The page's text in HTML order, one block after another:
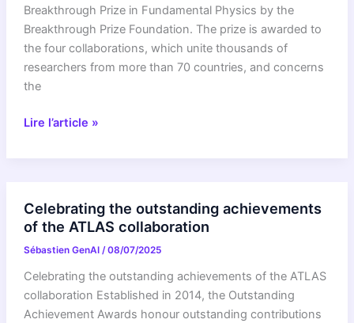
Breakthrough Prize in Fundamental Physics by the
Breakthrough Prize Foundation. The prize is awarded to
the four collaborations, which unite thousands of
researchers from more than 70 countries, and concerns
the
The
CERN
receive
Breakthrough
Prize
Lire l’article »
Celebrating the outstanding achievements
of the ATLAS collaboration
Sébastien GenAI /08/07/2025
Celebrating the outstanding achievements of the ATLAS
collaboration Established in 2014, the Outstanding
Achievement Awards honour outstanding contributions